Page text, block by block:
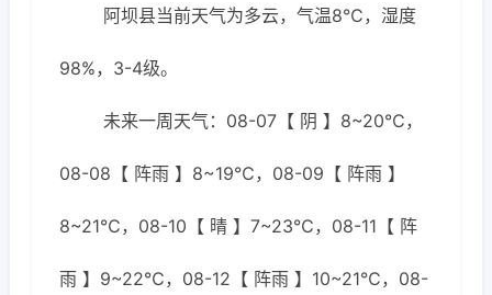
阿坝县当前天气为多云，气温8℃，湿度
98%，3-4级。
未来一周天气：08-07【 阴 】8~20℃，
08-08【 阵雨 】8~19℃，08-09【 阵雨 】
8~21℃，08-10【 晴 】7~23℃，08-11【 阵
雨 】9~22℃，08-12【 阵雨 】10~21℃，08-